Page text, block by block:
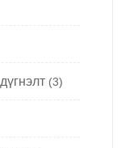
(3)